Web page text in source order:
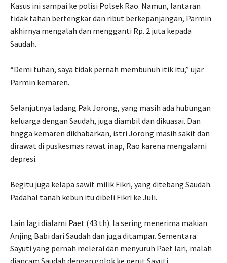
Kasus ini sampai ke polisi Polsek Rao. Namun, lantaran
tidak tahan bertengkar dan ribut berkepanjangan, Parmin
akhirnya mengalah dan mengganti Rp. 2 juta kepada
Saudah.
“Demi tuhan, saya tidak pernah membunuh itik itu,” ujar
Parmin kemaren.
Selanjutnya ladang Pak Jorong, yang masih ada hubungan
keluarga dengan Saudah, juga diambil dan dikuasai. Dan
hngga kemaren dikhabarkan, istri Jorong masih sakit dan
dirawat di puskesmas rawat inap, Rao karena mengalami
depresi.
Begitu juga kelapa sawit milik Fikri, yang ditebang Saudah.
Padahal tanah kebun itu dibeli Fikri ke Juli.
Lain lagi dialami Paet (43 th). Ia sering menerima makian
Anjing Babi dari Saudah dan juga ditampar. Sementara
Sayuti yang pernah melerai dan menyuruh Paet lari, malah